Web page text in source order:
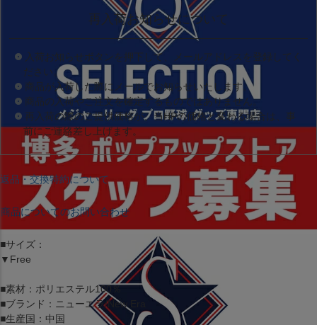
再入荷お知らせについて
入荷お知らせボタンを押下して、メールアドレスを登録してく
ださい。
商品が入荷した際にメールでお知らせいたします。
商品の入荷やご注文を確定するものではありません。
再入荷の際のご提供価格が、当HPの価格と変わる場合は、事
前にご連絡差し上げます。
返品・交換特約について
商品についてのお問い合わせ
■サイズ：
▼Free
■素材：ポリエステル100％
■ブランド：ニューエラ/New Era
■生産国：中国